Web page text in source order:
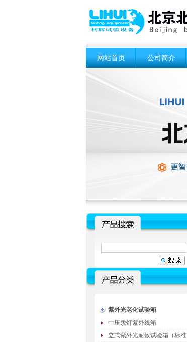
网站首页 公司简介
紫外光老化试验箱
中压汞灯紫外线箱
立式紫外光耐候试验箱（标准